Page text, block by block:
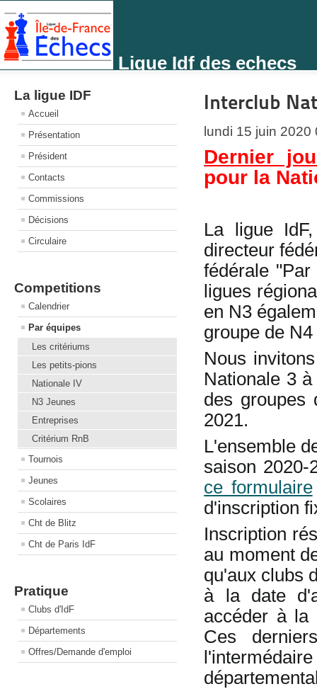
Ligue Idf des echecs
La ligue IDF
Accueil
Présentation
Président
Contacts
Commissions
Décisions
Circulaire
Competitions
Calendrier
Par équipes
Les critériums
Les petits-pions
Nationale IV
N3 Jeunes
Entreprises
Critérium RnB
Tournois
Jeunes
Scolaires
Cht de Blitz
Cht de Paris IdF
Pratique
Clubs d'IdF
Départements
Offres/Demande d'emploi
Interclub
lundi 15 juin 2020
Dernier
pour la
La ligue
directeur
fédérale
ligues
en N3
groupe de
Nous
Nationale 3
des groupes
2021.
L'ensemble
saison
ce formulaire
d'inscription
Inscription
au moment
qu'aux clubs
à la date
accéder à la
Ces